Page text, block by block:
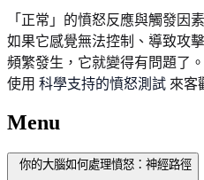
「正常」的憤怒反應與觸發因
如果它感覺無法控制、導致攻
頻繁發生，它就變得有問題了
使用 科學支持的憤怒測試 來客
Menu
你的大腦如何處理憤怒：神經路徑